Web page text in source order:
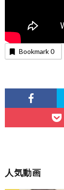
Bookmark0
人気動画